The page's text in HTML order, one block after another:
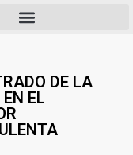
DE LA
EL